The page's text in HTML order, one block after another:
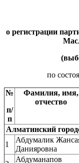
о регистрации
по
№
п/
п
Фамилия, имя,
отчество
Алматинский
1
Абдумалик
Данияровна
Абдуманапов